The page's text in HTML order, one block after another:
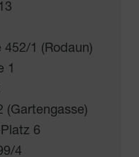
1 (Rodaun)
1
(Gartengasse)
6
4